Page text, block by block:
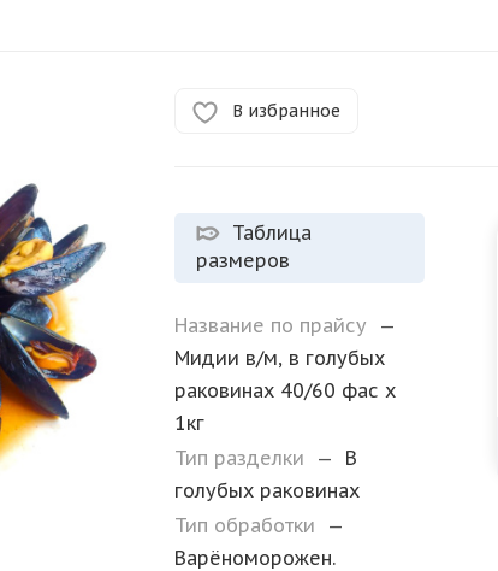
В избранное
Таблица
размеров
Название по прайсу
—
Мидии в/м, в голубых
раковинах 40/60 фас х
1кг
Тип разделки
—
В
голубых раковинах
Тип обработки
—
Варёноморожен.